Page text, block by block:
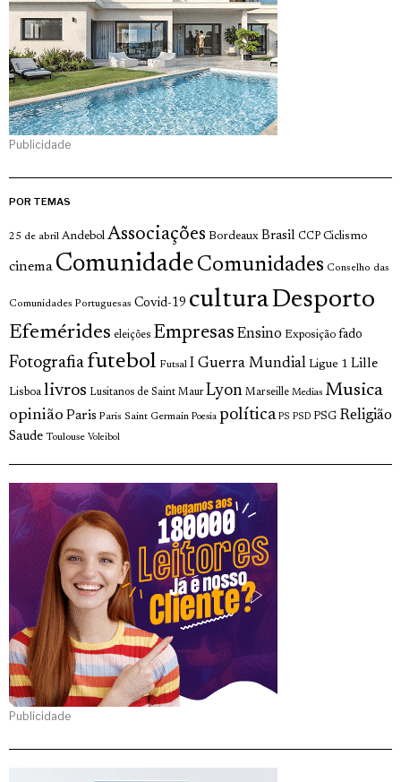
Publicidade
POR TEMAS
25 de abril Andebol Associações Bordeaux Brasil CCP Ciclismo
cinema Comunidade Comunidades Conselho das
Comunidades Portuguesas Covid-19 culturaDesporto
Efemérides eleições Empresas Ensino Exposição fado
Fotografia futebol Futsal I Guerra Mundial Ligue 1 Lille
Lisboa livros Lusitanos de Saint Maur Lyon Marseille Medias Musica
opinião Paris Paris Saint Germain Poesia política PS PSD PSG Religião
Saude Toulouse Voleibol
Publicidade